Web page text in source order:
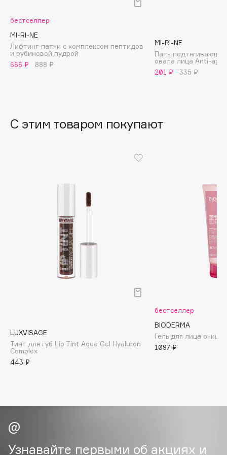
Baffy
Balmain Hair Couture
Beauty Pati
BOOMSHOP
BORK
Brunello Cucinelli
бестселлер
MI-RI-NE
Лифтинг-патчи с комплексом пептидов
и рубиновой пудрой
666 ₽
888 ₽
MI-RI-NE
Патч
овала лица Anti-age
201 ₽
335 ₽
С этим товаром покупают
LUXVISAGE
Тинт для губ Lip Tint Aqua Gel Hyaluron
Complex
443 ₽
бестселлер
BIODERMA
Гель для лица
1097 ₽
Узнавайте первыми об акциях и